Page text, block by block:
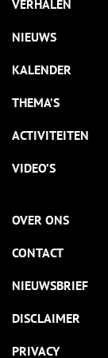
VERHALEN
NIEUWS
KALENDER
THEMA’S
ACTIVITEITEN
VIDEO’S
OVER ONS
CONTACT
NIEUWSBRIEF
DISCLAIMER
PRIVACY